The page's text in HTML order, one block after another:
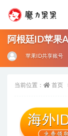
阿根廷ID苹果
苹果ID共享账号
当前位置： 首页